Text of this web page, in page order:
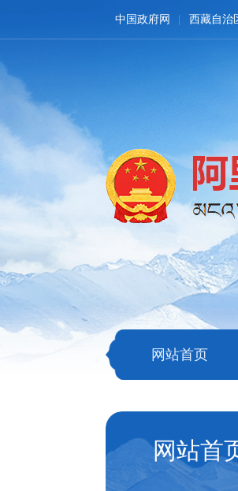
中国政府网 西藏自治
网站首页
网站首